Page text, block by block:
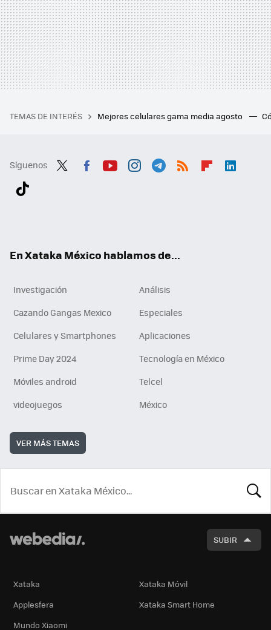
TEMAS DE INTERÉS Mejores celulares gama media agosto
Síguenos
En Xataka México hablamos de...
Investigación
Análisis
Cazando Gangas Mexico
Especiales
Celulares y Smartphones
Aplicaciones
Prime Day 2024
Tecnología en México
Móviles android
Telcel
videojuegos
México
VER MÁS TEMAS
SUBIR
Xataka
Xataka Móvil
Applesfera
Xataka Smart Home
Mundo Xiaomi